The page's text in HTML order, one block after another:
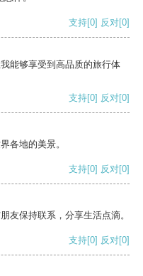
支持[0] 反对[0]
能够享受到高品质的旅行体
支持[0] 反对[0]
各地的美景。
支持[0] 反对[0]
友保持联系，分享生活点滴。
支持[0] 反对[0]